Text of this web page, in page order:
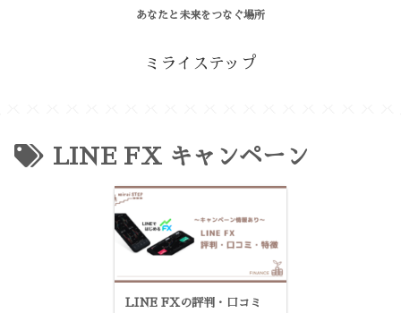
あなたと未来をつなぐ場所
ミライステップ
LINE FX キャンペーン
LINE FXの評判・口コミ